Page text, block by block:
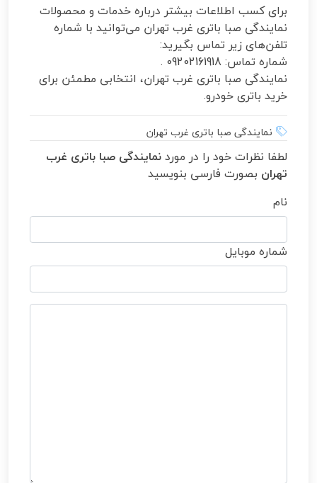
برای کسب اطلاعات بیشتر درباره خدمات و محصولات
نمایندگی صبا باتری غرب تهران می‌توانید با شماره
تلفن‌های زیر تماس بگیرید:
شماره تماس: 09202161918 .
نمایندگی صبا باتری غرب تهران، انتخابی مطمئن برای
خرید باتری خودرو.
نمایندگی صبا باتری غرب تهران
لطفا نظرات خود را در موردنمایندگی صبا باتری غرب
تهران بصورت فارسی بنویسید
نام
شماره موبایل